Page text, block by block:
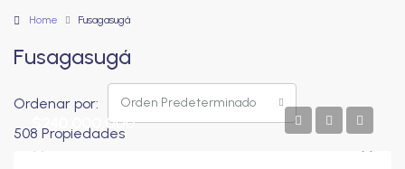
Home Fusagasugá
Fusagasugá
508 Propiedades
Ordenar por: Orden Predeterminado
$240,000,000